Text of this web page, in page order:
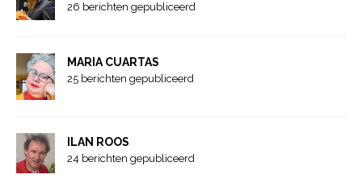
26 berichten gepubliceerd
MARIA CUARTAS
25 berichten gepubliceerd
ILAN ROOS
24 berichten gepubliceerd